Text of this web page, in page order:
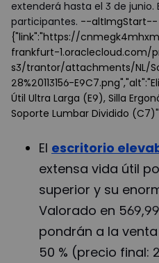
extenderá hasta el 3 de junio.
participantes. --altImgStart--
{"link":"https://
frankfurt-1.oraclecloud.com/
s3/trantor/attachments/NL/
28%20113156-
Útil Ultra Larga (E9), Silla
Soporte Lumbar Dividido
El escritorio
extensa vida útil
superior y su
Valorado en
pondrán a la
50 % (precio final: